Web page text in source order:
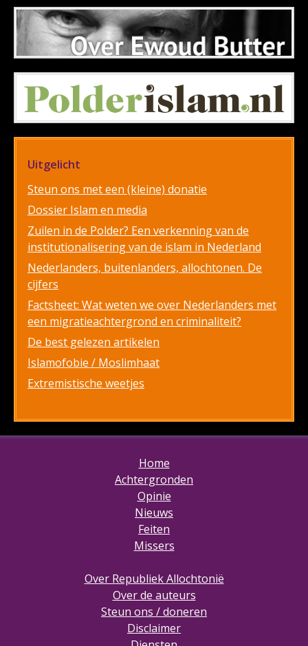
Uitgelicht
Steun ons met een (kleine) donatie
Dossier Islam en media
Zuilen in de Polder? Een verkenning van de
institutionalisering van de islam in Nederland
Nederlanders, buitenlanders, allochtonen. De
cijfers
Factsheet: Wat weten we over Nederlanders met
een migratieachtergrond en criminaliteit?
De best gelezen artikelen
Islamofobie / Moslimhaat
Extremistische weetjes
Home
Achtergronden
Opinie
Nieuws
Feiten
Missers
Over Republiek Allochtonië
Over de auteurs
Steun ons / doneren
Disclaimer